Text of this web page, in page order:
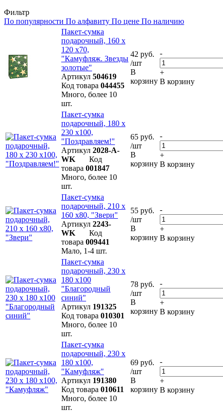
Фильтр
По популярности По алфавиту По цене По наличию
Пакет-сумка
подарочный, 160 х
120 х70,
"Камуфляж. Звезды
золотые"
Артикул 504619
Код товара 044455
Много, более 10
шт.
42 руб.
/шт
В
корзину
-
+
В корзину
Пакет-сумка
подарочный, 180 х
230 х100,
"Поздравляем!"
Артикул 2028-A-
WK Код
товара 001847
Много, более 10
шт.
65 руб.
/шт
В
корзину
-
+
В корзину
Пакет-сумка
подарочный, 210 х
160 х80, "Звери"
Артикул 2243-
WK Код
товара 009441
Мало, 1-4 шт.
55 руб.
/шт
В
корзину
-
+
В корзину
Пакет-сумка
подарочный, 230 х
180 х100
"Благородный
синий"
Артикул 191325
Код товара 010301
Много, более 10
шт.
78 руб.
/шт
В
корзину
-
+
В корзину
Пакет-сумка
подарочный, 230 х
180 х100,
"Камуфляж"
Артикул 191380
Код товара 010611
Много, более 10
шт.
69 руб.
/шт
В
корзину
-
+
В корзину